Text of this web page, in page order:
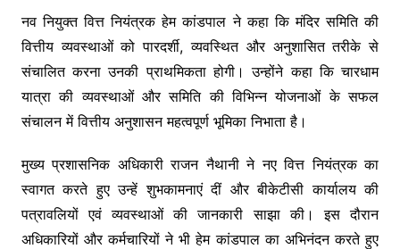
नव नियुक्त वित्त नियंत्रक हेम कांडपाल ने कहा कि मंदिर समिति की
वित्तीय व्यवस्थाओं को पारदर्शी, व्यवस्थित और अनुशासित तरीके से
संचालित करना उनकी प्राथमिकता होगी। उन्होंने कहा कि चारधाम
यात्रा की व्यवस्थाओं और समिति की विभिन्न योजनाओं के सफल
संचालन में वित्तीय अनुशासन महत्वपूर्ण भूमिका निभाता है।
मुख्य प्रशासनिक अधिकारी राजन नैथानी ने नए वित्त नियंत्रक का
स्वागत करते हुए उन्हें शुभकामनाएं दीं और बीकेटीसी कार्यालय की
पत्रावलियों एवं व्यवस्थाओं की जानकारी साझा की। इस दौरान
अधिकारियों और कर्मचारियों ने भी हेम कांडपाल का अभिनंदन करते हुए